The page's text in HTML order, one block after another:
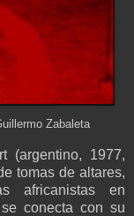
Zabaleta
(argentino, 1977,
tomas de altares,
africanistas en
conecta con su